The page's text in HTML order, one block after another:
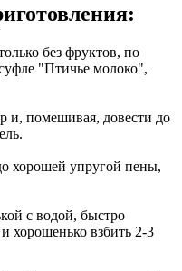
без фруктов, по
"Птичье молоко",
и, помешивая, довести до
хорошей упругой пены,
с водой, быстро
хорошенько взбить 2-3